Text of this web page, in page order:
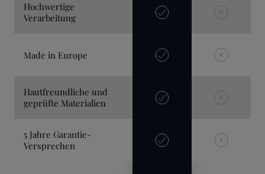
Hochwertige
Verarbeitung
Made in Europe
Hautfreundliche und
geprüfte Materialien
5 Jahre Garantie-
Versprechen